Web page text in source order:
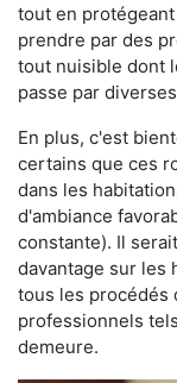
tout en
prendre par des
tout nuisible dont
passe par
En plus, c'est
certains que ces
dans les
d'ambiance
constante). Il
davantage sur les
tous les procédés
professionnels
demeure.